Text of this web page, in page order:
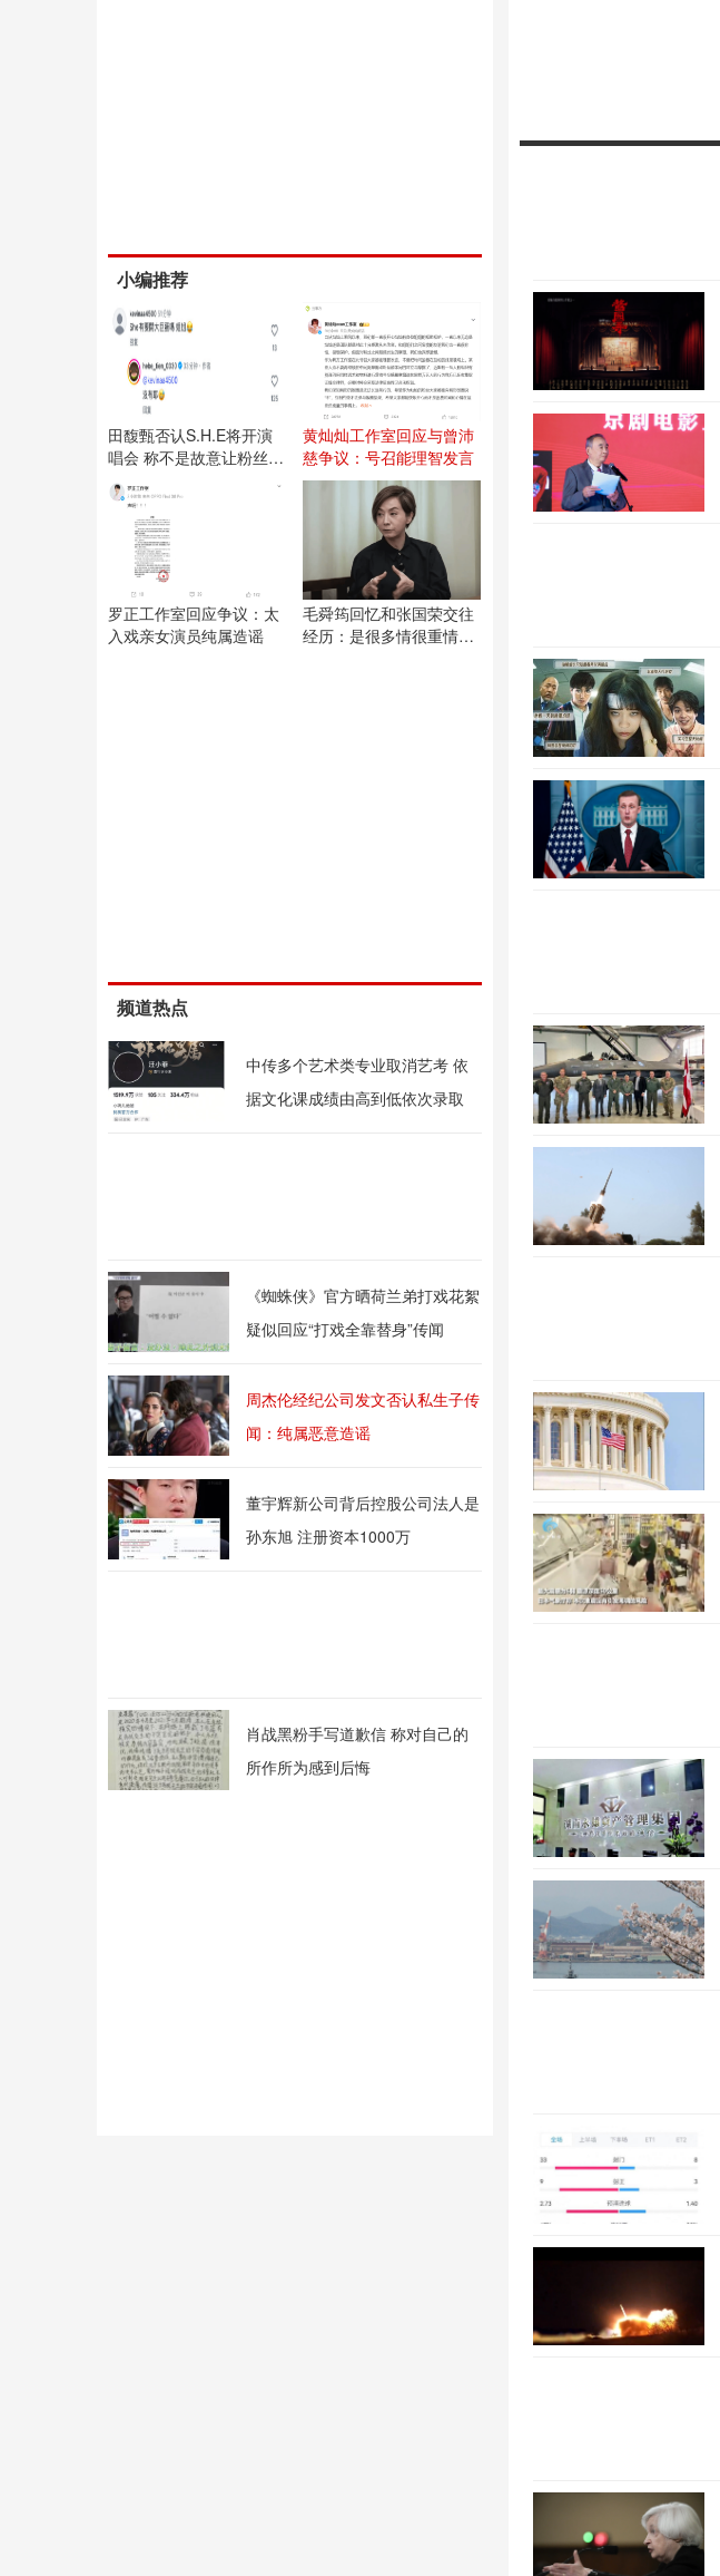
小编推荐
田馥甄否认S.H.E将开演
唱会 称不是故意让粉丝失
望
黄灿灿工作室回应与曾沛
慈争议：号召能理智发言
罗正工作室回应争议：太
入戏亲女演员纯属造谣
毛舜筠回忆和张国荣交往
经历：是很多情很重情的
频道热点
中传多个艺术类专业取消艺考 依
据文化课成绩由高到低依次录取
《蜘蛛侠》官方晒荷兰弟打戏花絮
疑似回应“打戏全靠替身”传闻
周杰伦经纪公司发文否认私生子传
闻：纯属恶意造谣
董宇辉新公司背后控股公司法人是
孙东旭 注册资本1000万
肖战黑粉手写道歉信 称对自己的
所作所为感到后悔